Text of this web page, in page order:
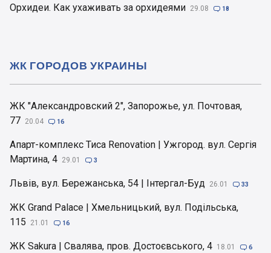
Орхидеи. Как ухаживать за орхидеями 29.08  18
ЖК "Александровский 2", Запорожье, ул. Почтовая,
77 20.04  16
Апарт-комплекс Тиса Renovation | Ужгород. вул. Сергія
Мартина, 4 29.01  3
Львів, вул. Бережанська, 54 | Інтергал-Буд 26.01  33
ЖК Grand Palace | Хмельницький, вул. Подільська,
115
21.01  16
ЖК Sakura | Свалява, пров. Достоєвського, 4 18.01  6
ЖК ГОРОДОВ УКРАИНЫ